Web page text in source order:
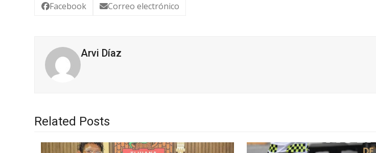
Facebook Correo electrónico
Arvi Díaz
Related Posts